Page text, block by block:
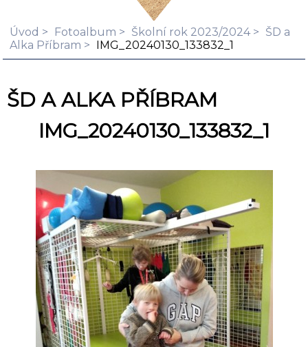
Úvod Fotoalbum Školní rok 2023/2024
ŠD a
Alka Příbram
IMG_20240130_133832_1
ŠD A ALKA PŘÍBRAM
IMG_20240130_133832_1